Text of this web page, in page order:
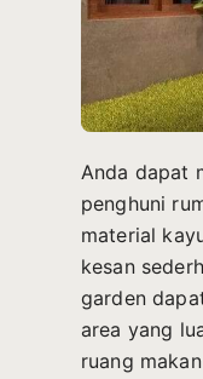
Anda dapat
penghuni
material
kesan
garden
area yang
ruang